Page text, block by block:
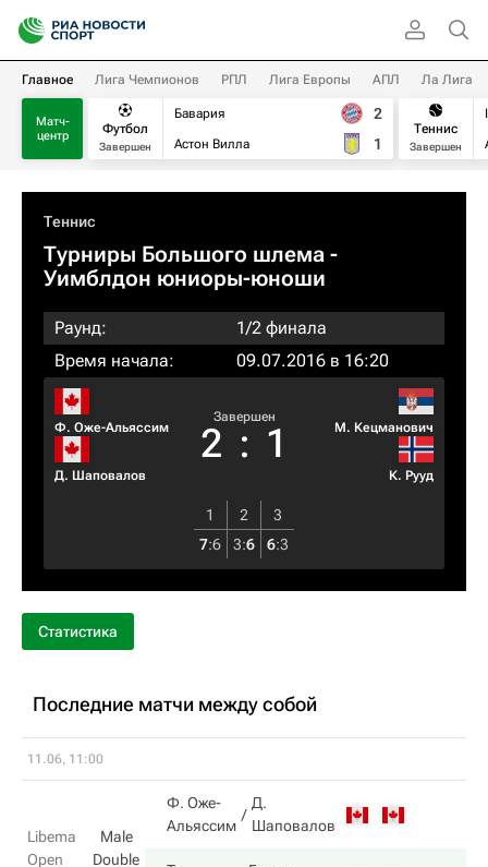
Главное Лига Чемпионов РПЛ Лига Европы АПЛ Ла Лига
Матч-
центр
Футбол
Завершен
Бавария
Астон Вилла
2
1
Теннис
Завершен
Теннис
Турниры Большого шлема -
Уимблдон юниоры-юноши
Раунд:
1/2 финала
Время начала:
09.07.2016 в 16:20
Ф. Оже-Альяссим
Д. Шаповалов
Завершен
2 : 1 М. Кецманович
К. Рууд
1 2
3
7:6 3:6 6:3
Статистика
Последние матчи между собой
11.06, 11:00
Libema
Open
Male
Double
Ф. Оже-
Альяссим
Д.
Шаповалов